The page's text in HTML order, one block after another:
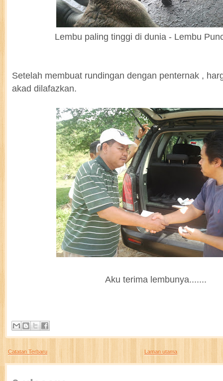
Lembu paling tinggi di dunia - Lembu
Setelah membuat rundingan dengan penternak ,
akad dilafazkan.
Aku terima lembunya.......
Catatan Terbaru Laman utama